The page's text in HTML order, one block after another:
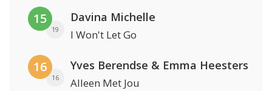
15
19
Davina Michelle
I Won't Let Go
16
16
Yves Berendse & Emma Heesters
Alleen Met Jou